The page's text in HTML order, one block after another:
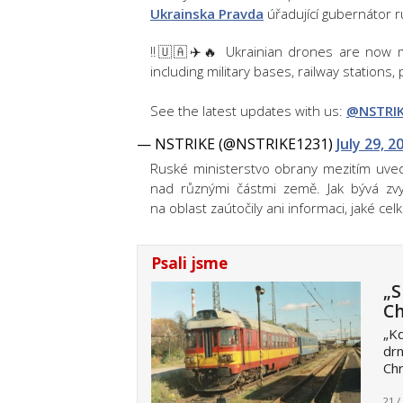
Ukrainska Pravda úřadující gubernátor
‼️🇺🇦✈️🔥 Ukrainian drones are now
including military bases, railway
See the latest updates with us:
— NSTRIKE (@NSTRIKE1231) July 29,
Ruské ministerstvo obrany mezitím
nad různými částmi země. Jak bývá
na oblast zaútočily ani informaci, jaké
Psali jsme